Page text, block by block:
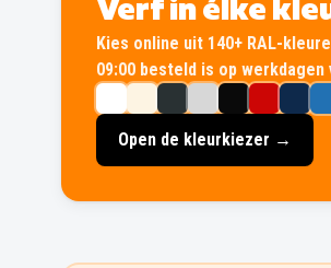
Verf in élke
Kies online uit 140+ RAL-
09:00 besteld is op werkdagen
Open de kleurkiezer →